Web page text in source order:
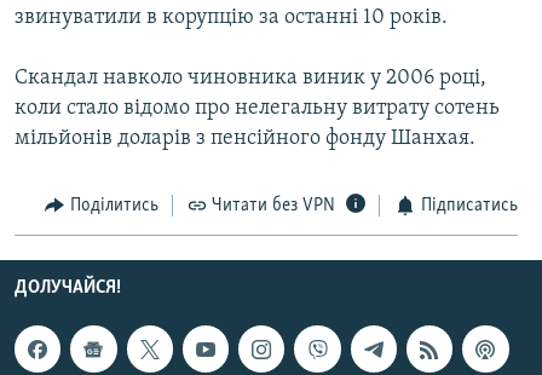
РУС
УКР
ДОЛУЧАЙСЯ!
звинуватили в корупцію за останні 10 років.
Скандал навколо чиновника виник у 2006 році,
коли стало відомо про нелегальну витрату сотень
мільйонів доларів з пенсійного фонду Шанхая.
Поділитись Читати без VPN Підписатись
ДОЛУЧАЙСЯ!